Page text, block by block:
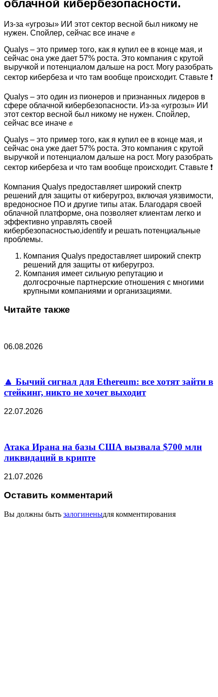
облачной кибербезопасности.
Из-за «угрозы» ИИ этот сектор весной был никому не
нужен. Спойлер, сейчас все иначе ✊
Qualys – это пример того, как я купил ее в конце мая, и
сейчас она уже дает 57% роста. Это компания с крутой
выручкой и потенциалом дальше на рост. Могу разобрать
сектор кибербеза и что там вообще происходит. Ставьте ❗
Qualys – это один из пионеров и признанных лидеров в
сфере облачной кибербезопасности. Из-за «угрозы» ИИ
этот сектор весной был никому не нужен. Спойлер,
сейчас все иначе ✊
Qualys – это пример того, как я купил ее в конце мая, и
сейчас она уже дает 57% роста. Это компания с крутой
выручкой и потенциалом дальше на рост. Могу разобрать
сектор кибербеза и что там вообще происходит. Ставьте ❗
Компания Qualys предоставляет широкий спектр
решений для защиты от киберугроз, включая уязвимости,
вредоносное ПО и другие типы атак. Благодаря своей
облачной платформе, она позволяет клиентам легко и
эффективно управлять своей
кибербезопасностью,identify и решать потенциальные
проблемы.
Компания Qualys предоставляет широкий спектр
решений для защиты от киберугроз.
Компания имеет сильную репутацию и
долгосрочные партнерские отношения с многими
крупными компаниями и организациями.
Читайте также
06.08.2026
🔼 Бычий сигнал для Ethereum: все хотят зайти в
стейкинг, никто не хочет выходит
22.07.2026
Атака Ирана на базы США вызвала $700 млн
ликвидаций в крипте
21.07.2026
Оставить комментарий
Вы должны быть залогиненыдля комментирования